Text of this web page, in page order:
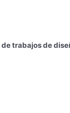
trabajos de